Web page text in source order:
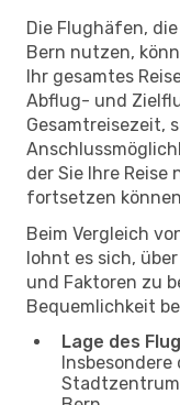
Die Flughäfen,
Bern nutzen,
Ihr gesamtes
Abflug- und
Gesamtreisezeit,
der Sie Ihre
fortsetzen
Beim Vergleich
lohnt es sich,
und Faktoren zu
Bequemlichkeit
Lage des